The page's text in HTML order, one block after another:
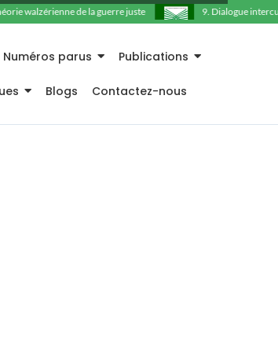
walzérienne de la guerre juste 9. Dialogue
Numéros parus Publications
Blogs Contactez-nous